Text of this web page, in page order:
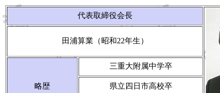
代表取締役会長
田浦算業（昭和22年生）
略歴
三重大附属中学卒
県立四日市高校卒